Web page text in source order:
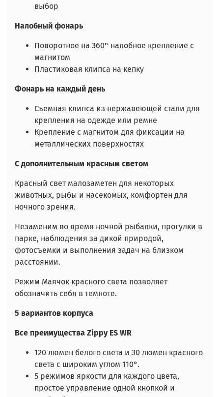
выбор
Налобный фонарь
Поворотное на 360° налобное крепление с
магнитом
Пластиковая клипса на кепку
Фонарь на каждый день
Съемная клипса из нержавеющей стали для
крепления на одежде или ремне
Крепление с магнитом для фиксации на
металлических поверхностях
С дополнительным красным светом
Красный свет малозаметен для некоторых
животных, рыбы и насекомых, комфортен для
ночного зрения.
Незаменим во время ночной рыбалки, прогулки в
парке, наблюдения за дикой природой,
фотосъемки и выполнения задач на близком
расстоянии.
Режим Маячок красного света позволяет
обозначить себя в темноте.
5 вариантов корпуса
Все преимущества Zippy ES WR
120 люмен белого света и 30 люмен красного
света с широким углом 110°.
5 режимов яркости для каждого цвета,
простое управление одной кнопкой и